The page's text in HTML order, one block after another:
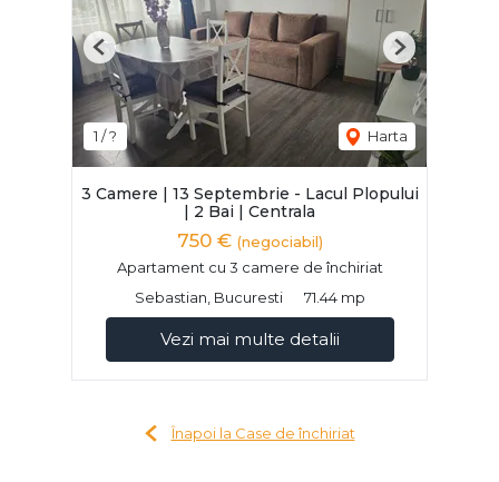
1 / ? Harta
Previous Next
3 Camere | 13 Septembrie - Lacul Plopului
| 2 Bai | Centrala
750 € (negociabil)
Apartament cu 3 camere de închiriat
Sebastian, Bucuresti
71.44 mp
Vezi mai multe detalii
Înapoi la Case de închiriat